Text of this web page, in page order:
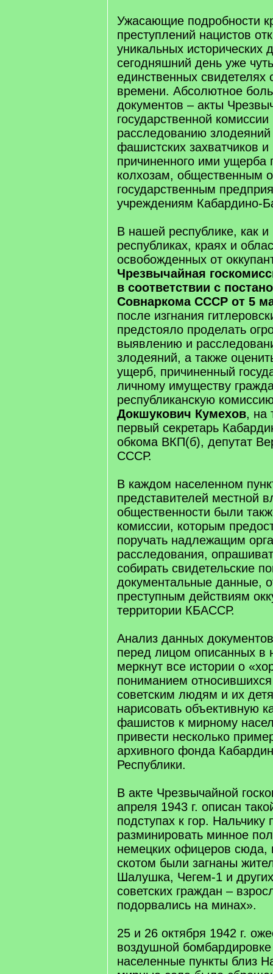
Ужасающие подробности
преступлений нацистов
уникальных исторических
сегодняшний день уже
единственных свидетелях
времени. Абсолютное
документов – акты
государственной
расследованию
фашистских захватчиков
причиненного ими ущерба
колхозам, общественным
государственным
учреждениям Кабардино-
В нашей республике, как и
республиках, краях и
освобожденных от
Чрезвычайная
в соответствии с
Совнаркома СССР от 5
после изгнания
предстояло проделать
выявлению и
злодеяний, а также
ущерб, причиненный
личному имуществу
республиканскую
Докшукович Кумехов, на
первый секретарь
обкома ВКП(б), депутат
СССР.
В каждом населенном
представителей местной
общественности были
комиссии, которым
поручать надлежащим
расследования,
собирать свидетельские
документальные данные,
преступным действиям
территории КБАССР.
Анализ данных
перед лицом описанных в
меркнут все истории о
пониманием
советским людям и их
нарисовать объективную
фашистов к мирному
привести несколько
архивного фонда
Республики.
В акте Чрезвычайной
апреля 1943 г. описан
подступах к гор. Нальчику
разминировать минное
немецких офицеров сюда,
скотом были загнаны
Шалушка, Чегем-1 и
советских граждан –
подорвались на минах».
25 и 26 октября 1942 г.
воздушной бомбардировке
населенные пункты близ